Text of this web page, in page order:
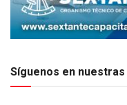
Síguenos en